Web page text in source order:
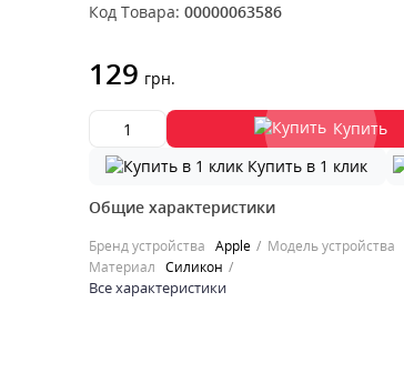
Код Товара: 00000063586
129 грн.
Купить
Купить в 1 клик
Общие характеристики
Бренд устройства Apple Модель устройства
Материал Силикон
Все характеристики